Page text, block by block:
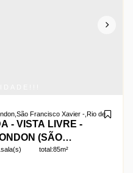
- VISTA LIVRE -
(SÃO
2 QUARTOS, 1
COZINHA,
, São Francisco Xavier , Rio de Janeiro
sala(s) total:85m²